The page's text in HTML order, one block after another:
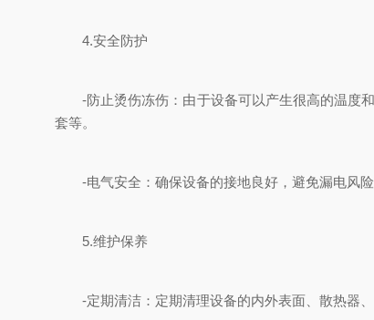
4.安全防护
-防止烫伤冻伤：由于设备可以产生很高的温度和
套等。
-电气安全：确保设备的接地良好，避免漏电风险
5.维护保养
-定期清洁：定期清理设备的内外表面、散热器、